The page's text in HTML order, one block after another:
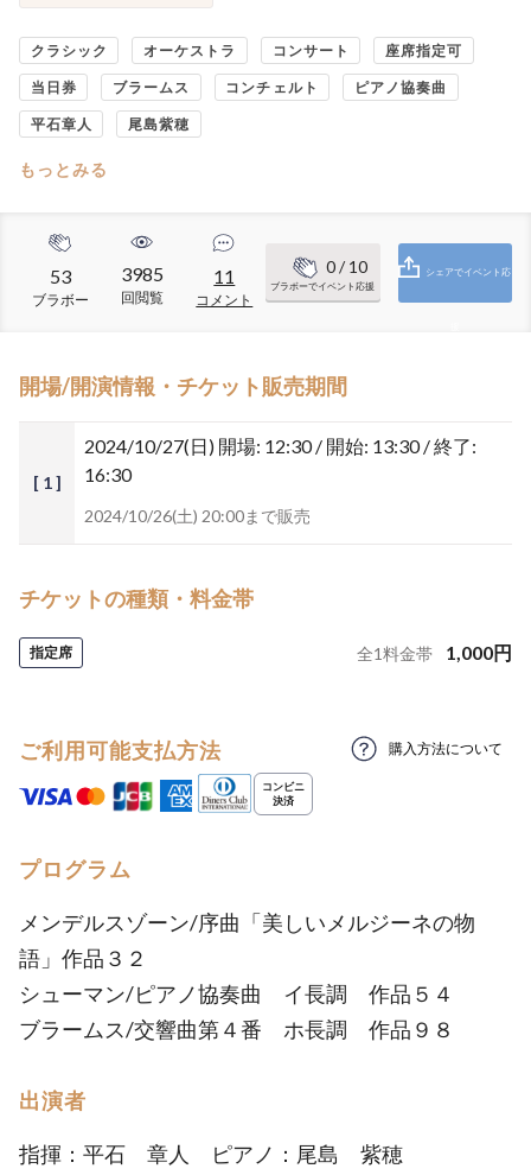
クラシック オーケストラ コンサート 座席指定可
当日券 ブラームス コンチェルト ピアノ協奏曲
平石章人 尾島紫穂
もっとみる
53
ブラボー
3985
回閲覧
11
コメント
0/ 10
ブラボーでイベント応援
シェアでイベント応
開場/開演情報・チケット販売期間
[ 1 ]
2024/10/27(日) 開場: 12:30 / 開始: 13:30 / 終了:
16:30
2024/10/26(土) 20:00まで販売
チケットの種類・料金帯
指定席 全1料金帯 1,000円
ご利用可能支払方法 購入方法について
プログラム
メンデルスゾーン/序曲「美しいメルジーネの物
語」作品３２
シューマン/ピアノ協奏曲 イ長調 作品５４
ブラームス/交響曲第４番 ホ長調 作品９８
出演者
指揮：平石 章人 ピアノ：尾島 紫穂